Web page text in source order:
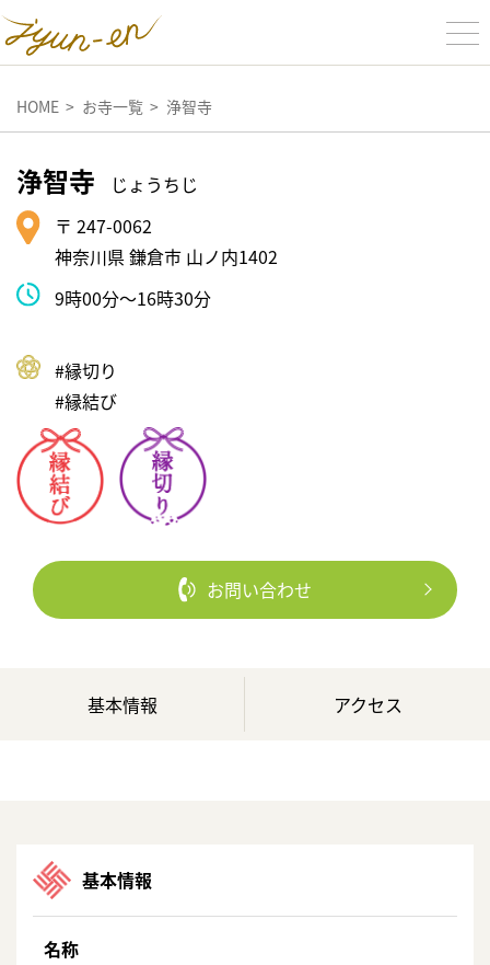
HOME お寺一覧 浄智寺
浄智寺
じょうちじ
〒 247-0062
神奈川県 鎌倉市 山ノ内1402
9時00分～16時30分
#縁切り
#縁結び
お問い合わせ
基本情報 アクセス
基本情報
名称